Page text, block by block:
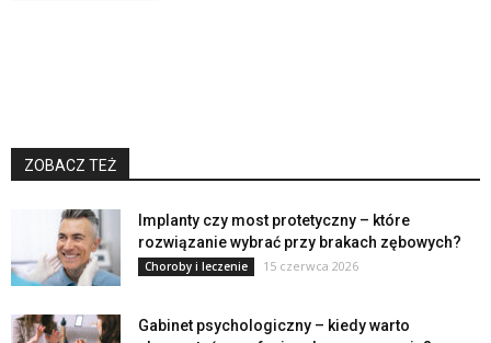
ZOBACZ TEŻ
Implanty czy most protetyczny – które
rozwiązanie wybrać przy brakach zębowych?
Choroby i leczenie 15 czerwca 2026
Gabinet psychologiczny – kiedy warto